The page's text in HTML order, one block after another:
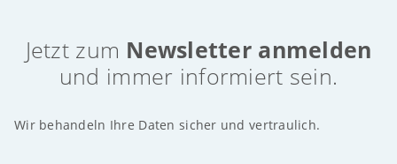
Jetzt zum Newsletter anmelden
und immer informiert sein.
Wir behandeln Ihre Daten sicher und vertraulich.